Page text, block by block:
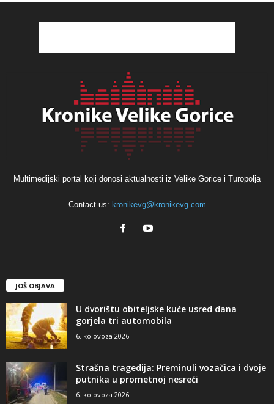
Multimedijski portal koji donosi aktualnosti iz Velike Gorice i Turopolja
Contact us: kronikevg@kronikevg.com
JOŠ OBJAVA
U dvorištu obiteljske kuće usred dana
gorjela tri automobila
6. kolovoza 2026
Strašna tragedija: Preminuli vozačica i dvoje
putnika u prometnoj nesreći
6. kolovoza 2026